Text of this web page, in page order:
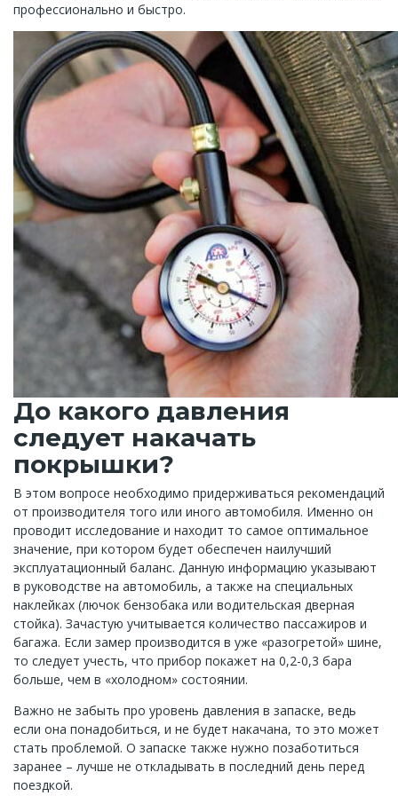
профессионально и быстро.
До какого давления
следует накачать
покрышки?
В этом вопросе необходимо придерживаться рекомендаций
от производителя того или иного автомобиля. Именно он
проводит исследование и находит то самое оптимальное
значение, при котором будет обеспечен наилучший
эксплуатационный баланс. Данную информацию указывают
в руководстве на автомобиль, а также на специальных
наклейках (лючок бензобака или водительская дверная
стойка). Зачастую учитывается количество пассажиров и
багажа. Если замер производится в уже «разогретой» шине,
то следует учесть, что прибор покажет на 0,2-0,3 бара
больше, чем в «холодном» состоянии.
Важно не забыть про уровень давления в запаске, ведь
если она понадобиться, и не будет накачана, то это может
стать проблемой. О запаске также нужно позаботиться
заранее – лучше не откладывать в последний день перед
поездкой.